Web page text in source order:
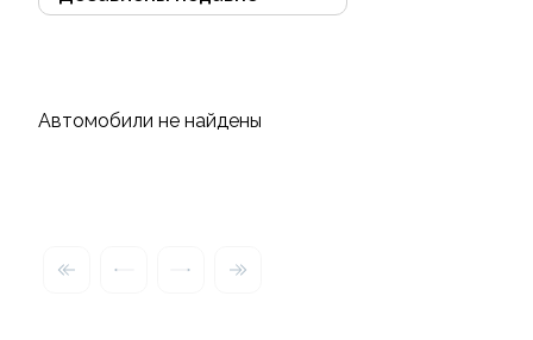
Автомобили не найдены